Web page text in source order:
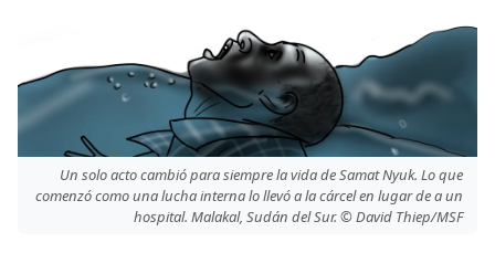
Un solo acto cambió para siempre la vida de Samat Nyuk. Lo que
comenzó como una lucha interna lo llevó a la cárcel en lugar de a un
hospital. Malakal, Sudán del Sur. © David Thiep/MSF